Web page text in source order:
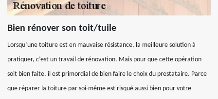
Bien rénover son toit/tuile
Lorsqu’une toiture est en mauvaise résistance, la meilleure solution à
pratiquer, c’est un travail de rénovation. Mais pour que cette opération
soit bien faite, il est primordial de bien faire le choix du prestataire. Parce
que réparer la toiture par soi-même est risqué aussi bien pour votre